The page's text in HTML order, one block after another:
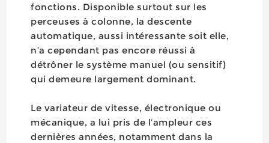
fonctions. Disponible surtout sur les
perceuses à colonne, la descente
automatique, aussi intéressante soit elle,
n’a cependant pas encore réussi à
détrôner le système manuel (ou sensitif)
qui demeure largement dominant.
Le variateur de vitesse, électronique ou
mécanique, a lui pris de l’ampleur ces
dernières années, notamment dans la